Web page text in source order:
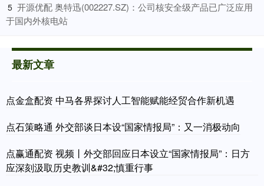
5 ​开源优配 奥特迅(002227.SZ)：公司核安全级产品已广泛应用
于国内外核电站
最新文章
点金盒配资 中马各界探讨人工智能赋能经贸合作新机遇
点石策略通 外交部谈日本设“国家情报局”：又一消极动向
点赢通配资 视频丨外交部回应日本设立“国家情报局”：日方
应深刻汲取历史教训&#32;慎重行事